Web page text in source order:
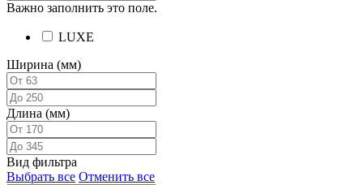
Важно заполнить это поле.
LUXE
Ширина (мм)
Длина (мм)
Вид фильтра
Выбрать все Отменить все